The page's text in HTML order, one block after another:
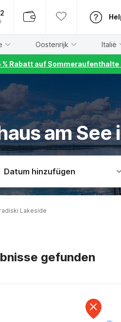
Oostenrijk Italië
% Rabatt auf Sommeraufenthalte
am See
Datum hinzufügen
Lakeside
gefunden